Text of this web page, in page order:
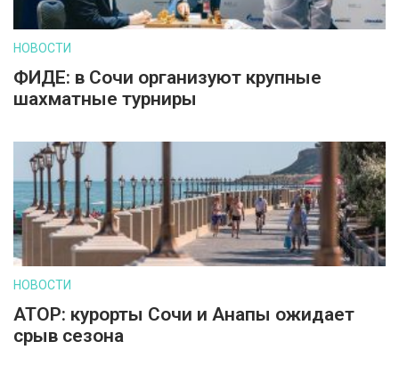
НОВОСТИ
ФИДЕ: в Сочи организуют крупные
шахматные турниры
НОВОСТИ
АТОР: курорты Сочи и Анапы ожидает
срыв сезона